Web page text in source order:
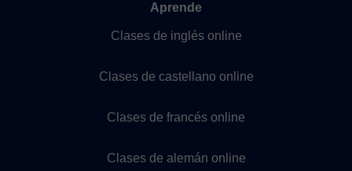
Aprende
Clases de inglés online
Clases de castellano online
Clases de francés online
Clases de alemán online